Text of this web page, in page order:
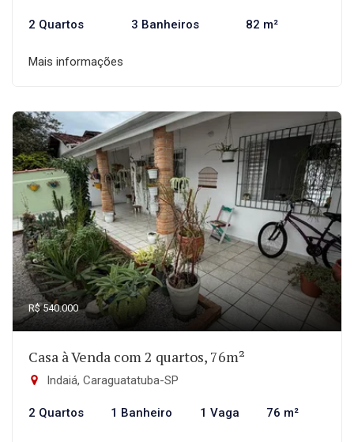
2 Quartos 3 Banheiros 82 m²
Mais informações
R$ 540.000
Casa à Venda com 2 quartos, 76m²
Indaiá, Caraguatatuba-SP
2 Quartos 1 Banheiro 1 Vaga 76 m²